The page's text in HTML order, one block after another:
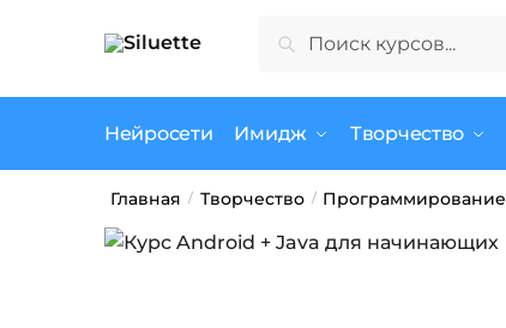
Поиск
Нейросети Имидж Творчество
Главная / Творчество / Программирование